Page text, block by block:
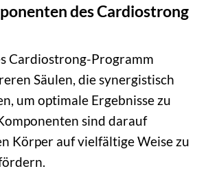
des Cardiostrong
Cardiostrong-Programm
Säulen, die synergistisch
um optimale Ergebnisse zu
sind darauf
Körper auf vielfältige Weise zu